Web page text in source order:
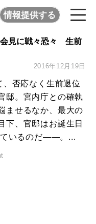
情報提供する
会見に戦々恐々 生前
2016年12月19日
否応なく生前退位
邸。宮内庁との確執
ませるなか、最大の
下、官邸はお誕生日
ているのだ――。...